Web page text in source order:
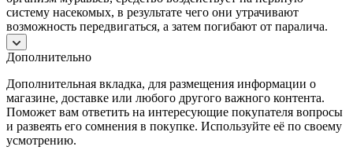
систему насекомых, в результате чего они утрачивают
возможность передвигаться, а затем погибают от паралича.
Дополнительно
Дополнительная вкладка, для размещения информации о
магазине, доставке или любого другого важного контента.
Поможет вам ответить на интересующие покупателя вопросы
и развеять его сомнения в покупке. Используйте её по своему
усмотрению.